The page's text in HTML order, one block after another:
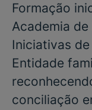
Formação
Academia de
Iniciativas
Entidade
conciliação